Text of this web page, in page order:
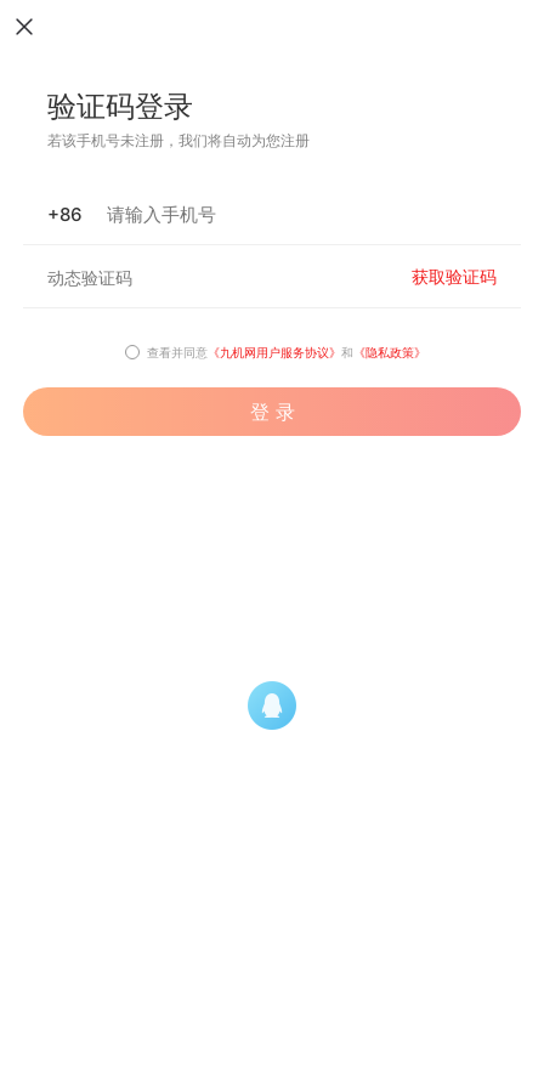
验证码登录
若该手机号未注册，我们将自动为您注册
+86
获取验证码
查看并同意 《九机网用户服务协议》 和 《隐私政策》
登 录